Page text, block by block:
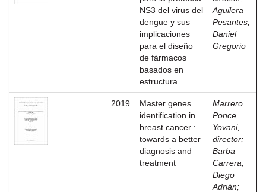
NS3 del virus del
dengue y sus
implicaciones
para el diseño
de fármacos
basados en
estructura
Aguilera
Pesantes,
Daniel
Gregorio
2019
Master genes
identification in
breast cancer :
towards a better
diagnosis and
treatment
Marrero
Ponce,
Yovani,
director;
Barba
Carrera,
Diego
Adrián;